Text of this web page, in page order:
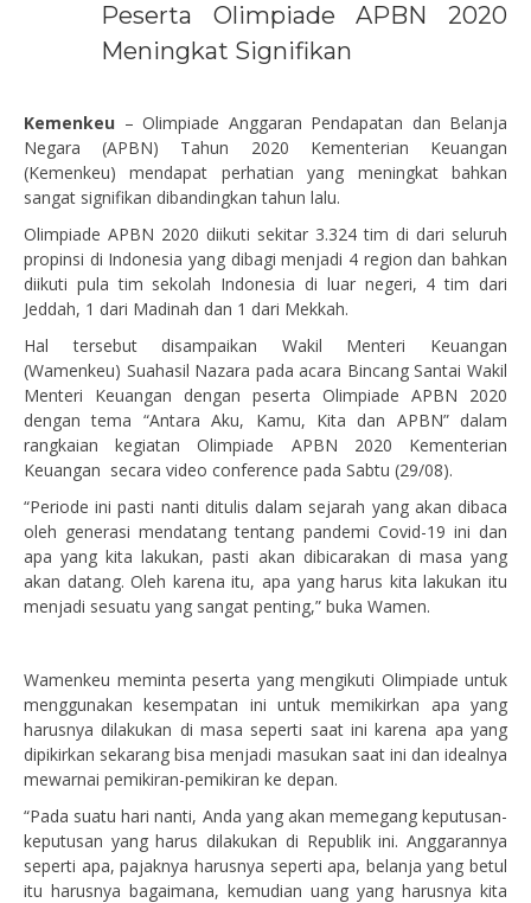
Peserta Olimpiade APBN 2020
Meningkat Signifikan
Kemenkeu – Olimpiade Anggaran Pendapatan dan Belanja
Negara (APBN) Tahun 2020 Kementerian Keuangan
(Kemenkeu) mendapat perhatian yang meningkat bahkan
sangat signifikan dibandingkan tahun lalu.
Olimpiade APBN 2020 diikuti sekitar 3.324 tim di dari seluruh
propinsi di Indonesia yang dibagi menjadi 4 region dan bahkan
diikuti pula tim sekolah Indonesia di luar negeri, 4 tim dari
Jeddah, 1 dari Madinah dan 1 dari Mekkah.
Hal tersebut disampaikan Wakil Menteri Keuangan
(Wamenkeu) Suahasil Nazara pada acara Bincang Santai Wakil
Menteri Keuangan dengan peserta Olimpiade APBN 2020
dengan tema “Antara Aku, Kamu, Kita dan APBN” dalam
rangkaian kegiatan Olimpiade APBN 2020 Kementerian
Keuangan secara video conference pada Sabtu (29/08).
“Periode ini pasti nanti ditulis dalam sejarah yang akan dibaca
oleh generasi mendatang tentang pandemi Covid-19 ini dan
apa yang kita lakukan, pasti akan dibicarakan di masa yang
akan datang. Oleh karena itu, apa yang harus kita lakukan itu
menjadi sesuatu yang sangat penting,” buka Wamen.
Wamenkeu meminta peserta yang mengikuti Olimpiade untuk
menggunakan kesempatan ini untuk memikirkan apa yang
harusnya dilakukan di masa seperti saat ini karena apa yang
dipikirkan sekarang bisa menjadi masukan saat ini dan idealnya
mewarnai pemikiran-pemikiran ke depan.
“Pada suatu hari nanti, Anda yang akan memegang keputusan-
keputusan yang harus dilakukan di Republik ini. Anggarannya
seperti apa, pajaknya harusnya seperti apa, belanja yang betul
itu harusnya bagaimana, kemudian uang yang harusnya kita